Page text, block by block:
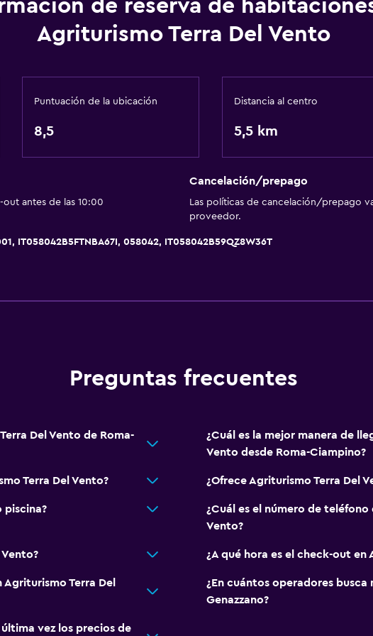
Extinguidor
Artículos de aseo gratis
Calefacción
Aire acondicionado
Ropa de cama
al aire libre
Pesca
Clases de cocina
Ping pong
Parque acuático
Senderismo
de reserva de
Agriturismo Terra Del Vento
Puntuación de la ubicación
8,5
Distancia al centro
5,5 km
antes de las 10:00
Cancelación/prepago
Las políticas de cancelación/prepago
proveedor.
IT058042B5FTNBA67I, 058042, IT058042B59QZ8W36T
Preguntas frecuentes
Del Vento de Roma-
¿Cuál es la mejor manera de
Vento desde Roma-Ciampino?
Terra Del Vento? ¿Ofrece Agriturismo Terra Del
piscina?
¿Cuál es el número de teléfono
Vento?
¿A qué hora es el check-out en
Terra Del
¿En cuántos operadores
Genazzano?
vez los precios de